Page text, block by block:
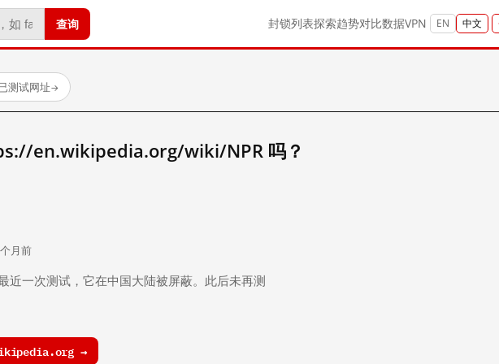
查询 封锁列表探索趋势对比数据VPN EN 中文
测试网址→
en.wikipedia.org/wiki/NPR 吗？
月前
一次测试，它在中国大陆被屏蔽。此后未再测
→